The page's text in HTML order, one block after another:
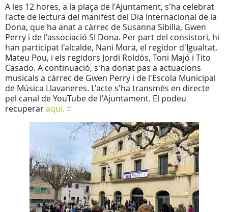
A les 12 hores, a la plaça de l'Ajuntament, s'ha celebrat
l'acte de lectura del manifest del Dia Internacional de la
Dona, que ha anat a càrrec de Susanna Sibilla, Gwen
Perry i de l'associació SI Dona. Per part del consistori, hi
han participat l'alcalde, Nani Mora, el regidor d'Igualtat,
Mateu Pou, i els regidors Jordi Roldós, Toni Majó i Tito
Casado. A continuació, s'ha donat pas a actuacions
musicals a càrrec de Gwen Perry i de l'Escola Municipal
de Música Llavaneres. L'acte s'ha transmès en directe
pel canal de YouTube de l'Ajuntament. El podeu
recuperaraquí.